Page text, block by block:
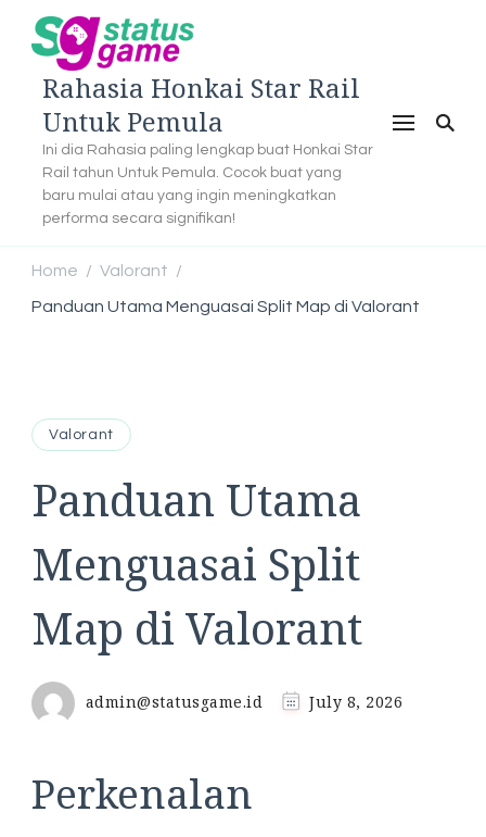
Rahasia Honkai Star Rail
Untuk Pemula
Ini dia Rahasia paling lengkap buat Honkai Star
Rail tahun Untuk Pemula. Cocok buat yang
baru mulai atau yang ingin meningkatkan
performa secara signifikan!
Home / Valorant /
Panduan Utama Menguasai Split Map di Valorant
Valorant
Panduan Utama
Menguasai Split
Map di Valorant
admin@statusgame.id July 8, 2026
Perkenalan